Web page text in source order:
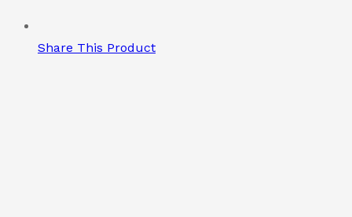
Share This Product